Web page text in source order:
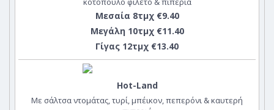
Μεσαία 8τμχ €9.40
Μεγάλη 10τμχ €11.40
Γίγας 12τμχ €13.40
Hot-Land
Με σάλτσα ντομάτας, τυρί, μπέικον, πεπερόνι & καυτερή